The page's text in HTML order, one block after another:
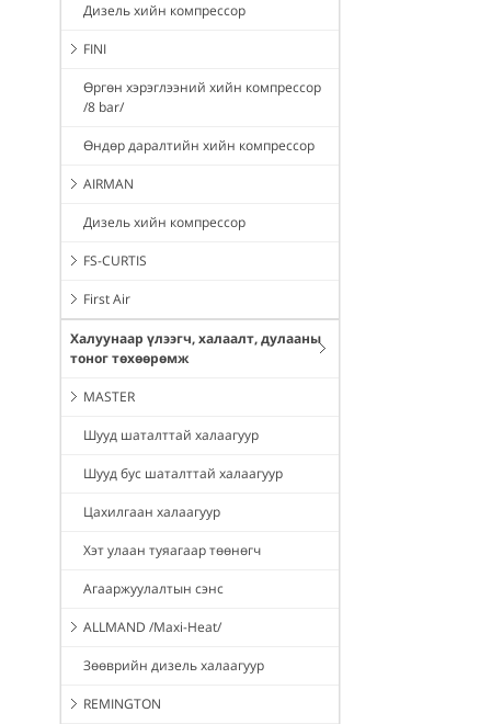
Дизель хийн компрессор
FINI
Өргөн хэрэглээний хийн компрессор
/8 bar/
Өндөр даралтийн хийн компрессор
AIRMAN
Дизель хийн компрессор
FS-CURTIS
First Air
Халуунаар үлээгч, халаалт, дулааны
тоног төхөөрөмж
MASTER
Шууд шаталттай халаагуур
Шууд бус шаталттай халаагуур
Цахилгаан халаагуур
Хэт улаан туяагаар төөнөгч
Агааржуулалтын сэнс
ALLMAND /Maxi-Heat/
Зөөврийн дизель халаагуур
REMINGTON